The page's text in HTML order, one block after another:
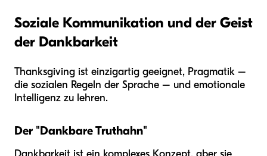
Soziale Kommunikation und der Geist
der Dankbarkeit
Thanksgiving ist einzigartig geeignet, Pragmatik –
die sozialen Regeln der Sprache – und emotionale
Intelligenz zu lehren.
Der "Dankbare Truthahn"